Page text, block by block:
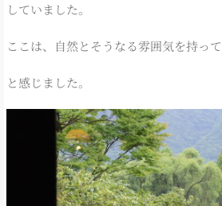
していました。
ここは、自然とそうなる雰囲気を持って
と感じました。